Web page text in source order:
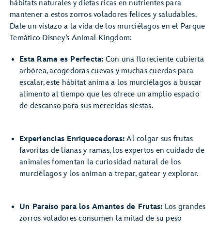
hábitats naturales y dietas ricas en nutrientes para
mantener a estos zorros voladores felices y saludables.
Dale un vistazo a la vida de los murciélagos en el Parque
Temático Disney’s Animal Kingdom:
Esta Rama es Perfecta: Con una floreciente cubierta
arbórea, acogedoras cuevas y muchas cuerdas para
escalar, este hábitat anima a los murciélagos a buscar
alimento al tiempo que les ofrece un amplio espacio
de descanso para sus merecidas siestas.
Experiencias Enriquecedoras: Al colgar sus frutas
favoritas de lianas y ramas, los expertos en cuidado de
animales fomentan la curiosidad natural de los
murciélagos y los animan a trepar, gatear y explorar.
Un Paraíso para los Amantes de Frutas: Los grandes
zorros voladores consumen la mitad de su peso